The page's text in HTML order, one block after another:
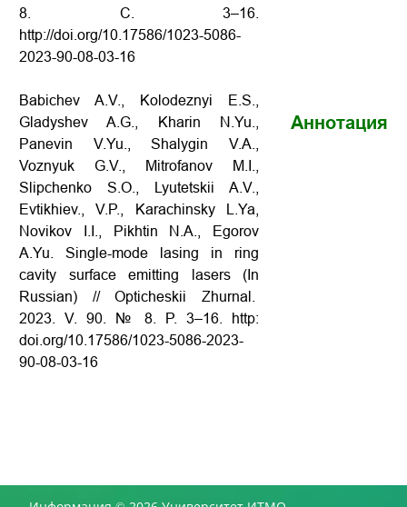
8. С. 3–16.
http://doi.org/10.17586/1023-5086-
2023-90-08-03-16
Babichev A.V., Kolodeznyi E.S.,
Gladyshev A.G., Kharin N.Yu.,
Panevin V.Yu., Shalygin V.A.,
Voznyuk G.V., Mitrofanov M.I.,
Slipchenko S.O., Lyutetskii A.V.,
Evtikhiev., V.P., Karachinsky L.Ya,
Novikov I.I., Pikhtin N.A., Egorov
A.Yu. Single-mode lasing in ring
cavity surface emitting lasers (In
Russian) // Opticheskii Zhurnal.
2023. V. 90. № 8. P. 3–16. http:
doi.org/10.17586/1023-5086-2023-
90-08-03-16
Аннотация